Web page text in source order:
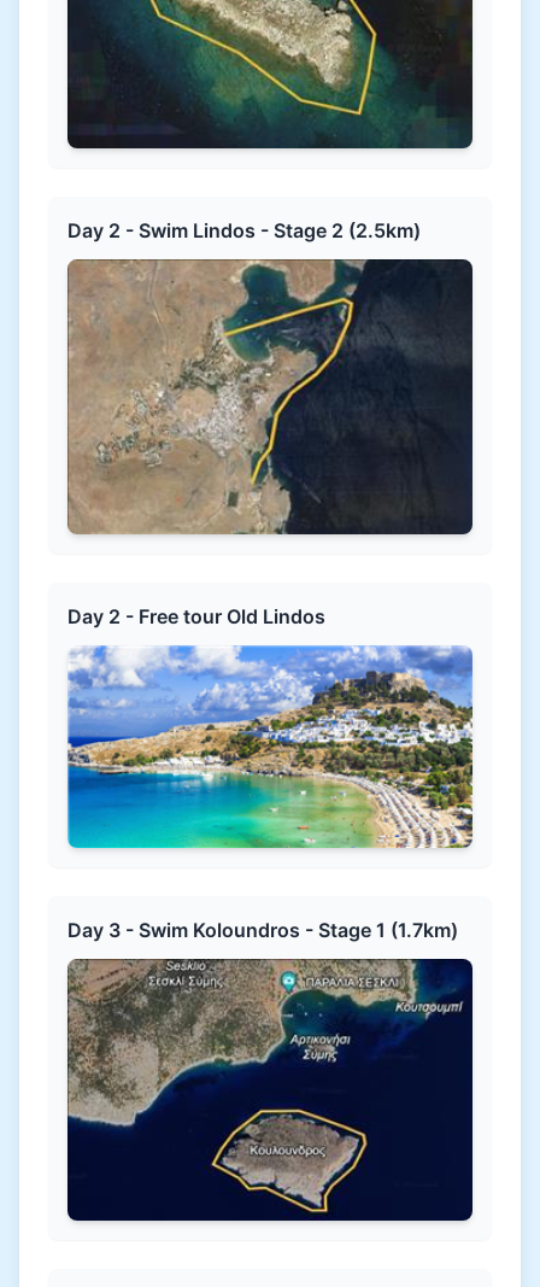
Day 2 - Swim Lindos - Stage 2 (2.5km)
Day 2 - Free tour Old Lindos
Day 3 - Swim Koloundros - Stage 1 (1.7km)